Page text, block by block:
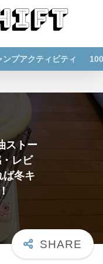
ンプアクティビティ
ストー
レビ
ば冬キ